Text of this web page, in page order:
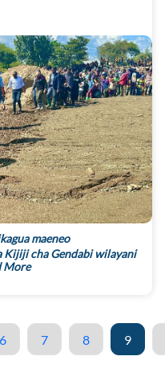
maeneo
cha Gendabi wilayani
More
6 7 8 9